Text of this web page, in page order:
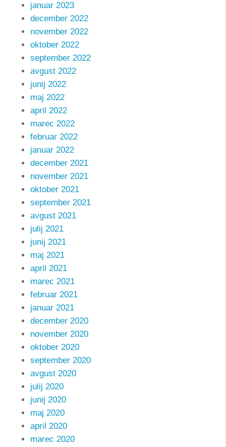
januar 2023
december 2022
november 2022
oktober 2022
september 2022
avgust 2022
junij 2022
maj 2022
april 2022
marec 2022
februar 2022
januar 2022
december 2021
november 2021
oktober 2021
september 2021
avgust 2021
julij 2021
junij 2021
maj 2021
april 2021
marec 2021
februar 2021
januar 2021
december 2020
november 2020
oktober 2020
september 2020
avgust 2020
julij 2020
junij 2020
maj 2020
april 2020
marec 2020